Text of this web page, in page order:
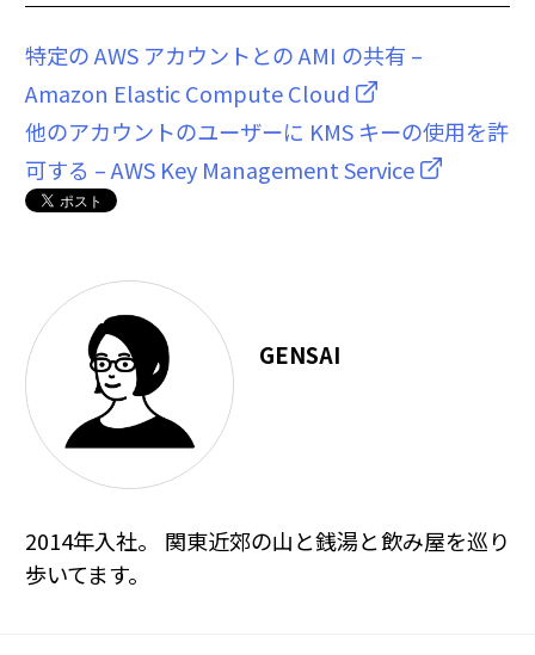
特定の AWS アカウントとの AMI の共有 –
Amazon Elastic Compute Cloud
他のアカウントのユーザーに KMS キーの使用を許
可する – AWS Key Management Service
GENSAI
2014年入社。 関東近郊の山と銭湯と飲み屋を巡り
歩いてます。